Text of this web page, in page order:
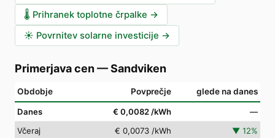
🌡️ Prihranek toplotne črpalke →
☀️ Povrnitev solarne investicije →
Primerjava cen —Sandviken
Obdobje Povprečje glede na danes
Danes € 0,0082 /kWh
—
Včeraj
€ 0,0073 /kWh ▼ 12%